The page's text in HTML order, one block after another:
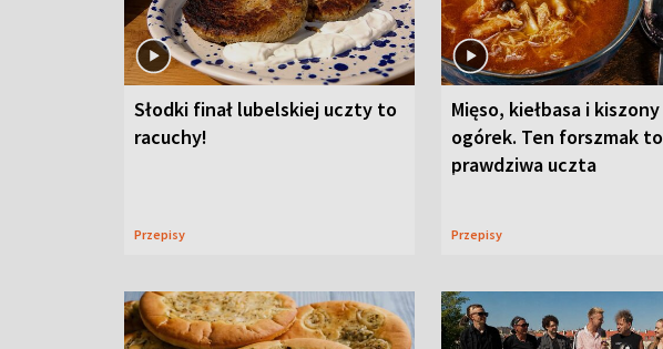
Słodki finał lubelskiej uczty to
racuchy!
Przepisy
Mięso, kiełbasa i kiszony
ogórek. Ten forszmak to
prawdziwa uczta
Przepisy